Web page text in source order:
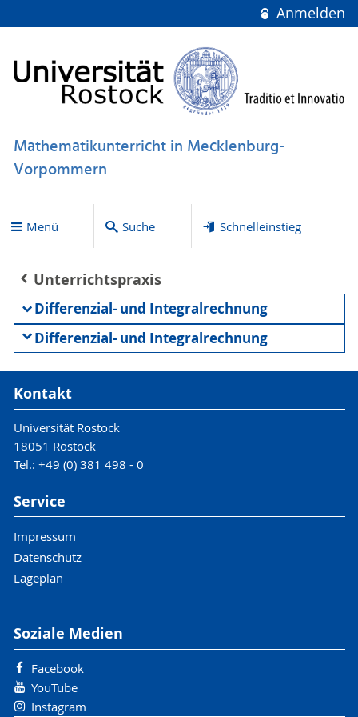
Anmelden
Mathematikunterricht in Mecklenburg-
Vorpommern
Menü Suche Schnelleinstieg
Unterrichtspraxis
Differenzial- und Integralrechnung
Differenzial- und Integralrechnung
Kontakt
Universität Rostock
18051 Rostock
Tel.: +49 (0) 381 498 - 0
Service
Impressum
Datenschutz
Lageplan
Soziale Medien
Facebook
YouTube
Instagram